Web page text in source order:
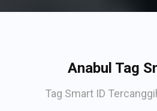
Anabul Tag
Tag Smart ID